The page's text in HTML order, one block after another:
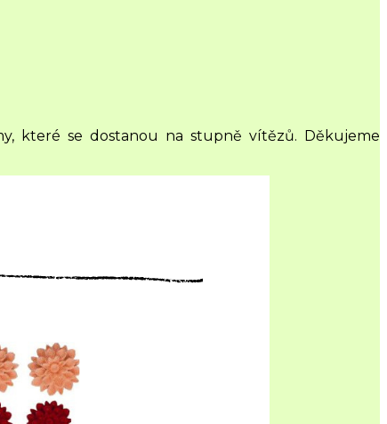
které se dostanou na stupně vítězů. Děkujeme